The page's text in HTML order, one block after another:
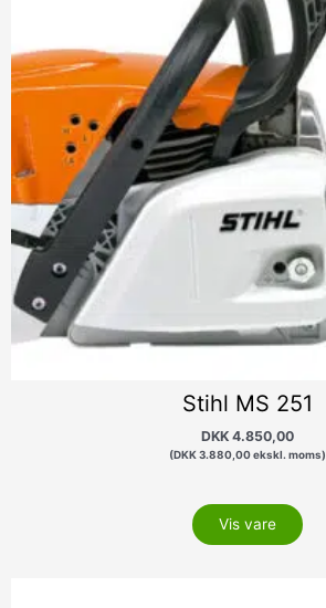
Stihl MS 251
DKK 4.850,00
(DKK3.880,00ekskl. moms)
Vis vare